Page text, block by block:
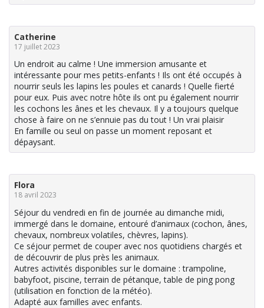
Catherine
17 juillet 2023
Un endroit au calme ! Une immersion amusante et
intéressante pour mes petits-enfants ! Ils ont été occupés à
nourrir seuls les lapins les poules et canards ! Quelle fierté
pour eux. Puis avec notre hôte ils ont pu également nourrir
les cochons les ânes et les chevaux. Il y a toujours quelque
chose à faire on ne s’ennuie pas du tout ! Un vrai plaisir
En famille ou seul on passe un moment reposant et
dépaysant.
Flora
18 avril 2023
Séjour du vendredi en fin de journée au dimanche midi,
immergé dans le domaine, entouré d’animaux (cochon, ânes,
chevaux, nombreux volatiles, chèvres, lapins).
Ce séjour permet de couper avec nos quotidiens chargés et
de découvrir de plus près les animaux.
Autres activités disponibles sur le domaine : trampoline,
babyfoot, piscine, terrain de pétanque, table de ping pong
(utilisation en fonction de la météo).
Adapté aux familles avec enfants.